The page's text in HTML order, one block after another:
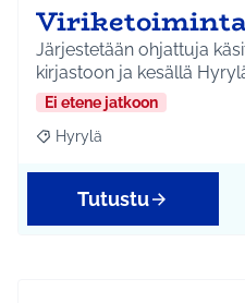
Järjestetään ohjattuja
Ei etene jatkoon
Rajaa tulokset aihepiirin
Hyrylä
Tutustu